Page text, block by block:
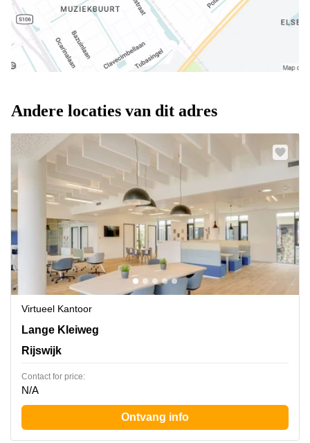
Andere locaties van dit adres
Virtueel Kantoor
Lange Kleiweg 40, Rijswijk
Lange Kleiweg
Rijswijk
Contact for price:
N/A
Ontvang info